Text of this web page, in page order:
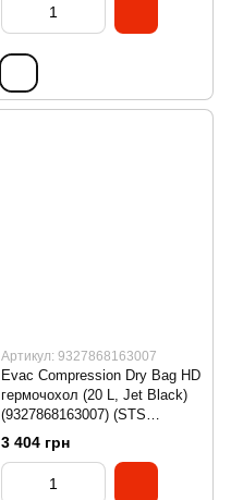
Артикул: 9327868163007
Evac Compression Dry Bag HD
гермочохол (20 L, Jet Black)
(9327868163007) (STS
ASG011041-060103)
3 404 грн